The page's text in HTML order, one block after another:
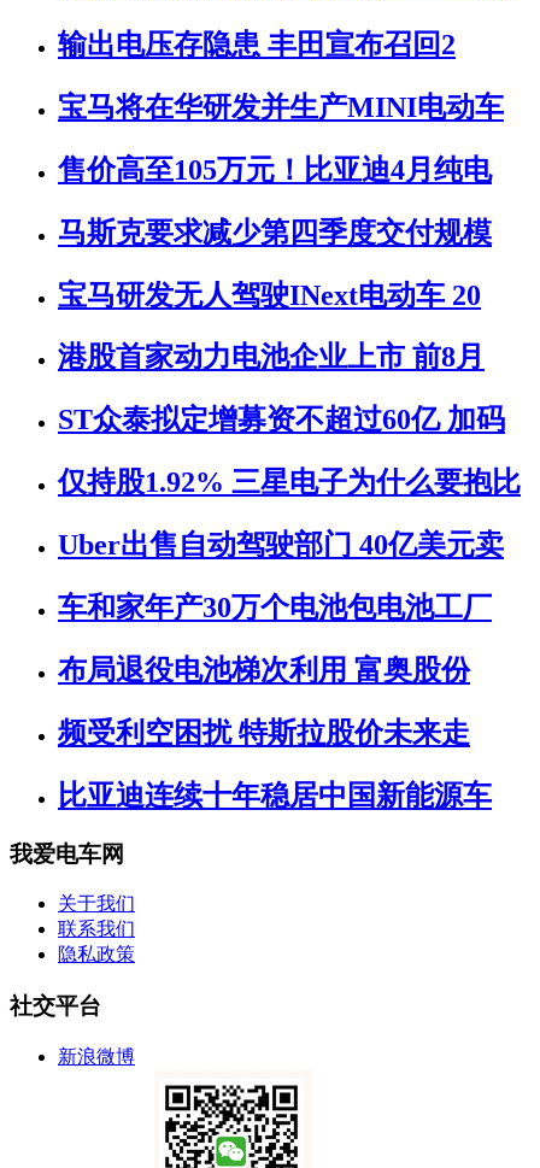
输出电压存隐患 丰田宣布召回2
宝马将在华研发并生产MINI电动车
售价高至105万元！比亚迪4月纯电
马斯克要求减少第四季度交付规模
宝马研发无人驾驶INext电动车 20
港股首家动力电池企业上市 前8月
ST众泰拟定增募资不超过60亿 加码
仅持股1.92% 三星电子为什么要抱比
Uber出售自动驾驶部门 40亿美元卖
车和家年产30万个电池包电池工厂
布局退役电池梯次利用 富奥股份
频受利空困扰 特斯拉股价未来走
比亚迪连续十年稳居中国新能源车
我爱电车网
关于我们
联系我们
隐私政策
社交平台
新浪微博